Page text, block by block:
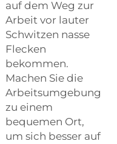
auf dem Weg zur
Arbeit vor lauter
Schwitzen nasse
Flecken
bekommen.
Machen Sie die
Arbeitsumgebung
zu einem
bequemen Ort,
um sich besser auf